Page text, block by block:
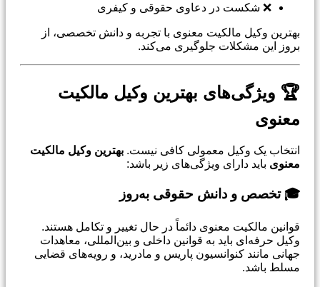
❌ شکست در دعاوی حقوقی و کیفری
بهترین وکیل مالکیت معنوی با تجربه و دانش تخصصی، از
بروز این مشکلات جلوگیری می‌کند.
🏆 ویژگی‌های بهترین وکیل مالکیت
معنوی
انتخاب یک وکیل معمولی کافی نیست. بهترین وکیل مالکیت
معنوی باید دارای ویژگی‌های زیر باشد:
🎓 تخصص و دانش حقوقی به‌روز
قوانین مالکیت معنوی دائماً در حال تغییر و تکامل هستند.
وکیل حرفه‌ای باید به قوانین داخلی و بین‌المللی، معاهدات
جهانی مانند کنوانسیون پاریس و مادرید، و رویه‌های قضایی
مسلط باشد.